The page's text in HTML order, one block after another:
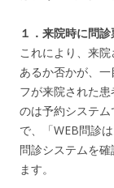
１．来院時に問
これにより、来
あるか否かが、
フが来院された
のは予約システ
で、「WEB問診
問診システムを
ます。